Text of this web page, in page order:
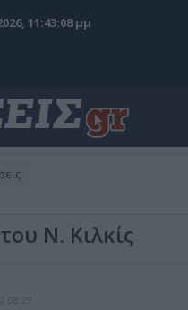
11:43:10 μμ
Ν. Κιλκίς
08:29